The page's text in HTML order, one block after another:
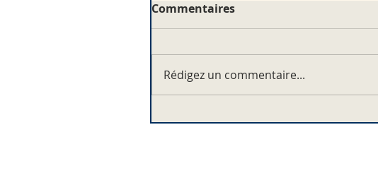
Commentaires
Rédigez un commentaire...